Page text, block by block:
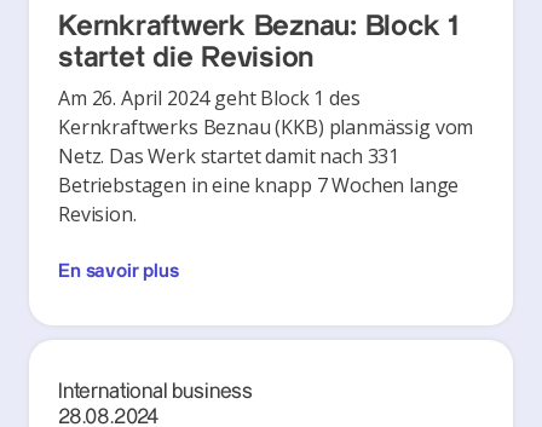
Kernkraftwerk Beznau: Block 1
startet die Revision
Am 26. April 2024 geht Block 1 des
Kernkraftwerks Beznau (KKB) planmässig vom
Netz. Das Werk startet damit nach 331
Betriebstagen in eine knapp 7 Wochen lange
Revision.
En savoir plus
International business
28.08.2024